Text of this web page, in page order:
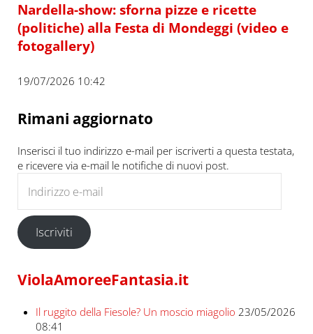
Nardella-show: sforna pizze e ricette
(politiche) alla Festa di Mondeggi (video e
fotogallery)
19/07/2026 10:42
Rimani aggiornato
Inserisci il tuo indirizzo e-mail per iscriverti a questa testata,
e ricevere via e-mail le notifiche di nuovi post.
Iscriviti
ViolaAmoreeFantasia.it
Il ruggito della Fiesole? Un moscio miagolio 23/05/2026
08:41